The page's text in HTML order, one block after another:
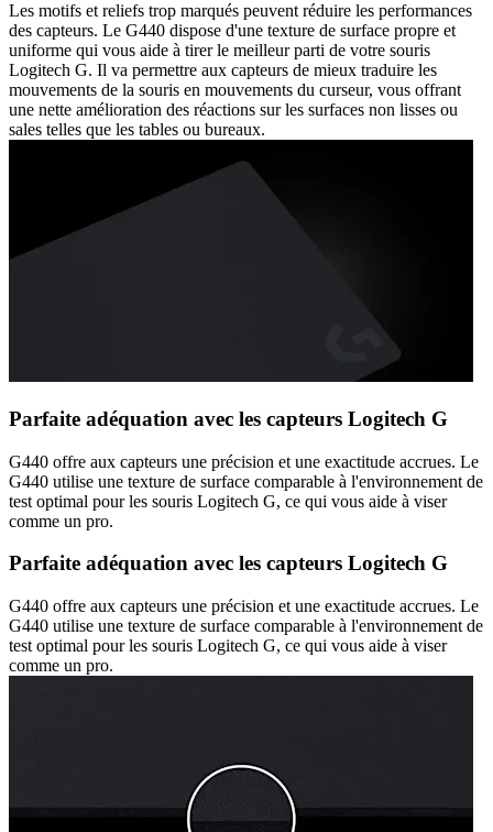
Les motifs et reliefs trop marqués peuvent réduire les performances
des capteurs. Le G440 dispose d'une texture de surface propre et
uniforme qui vous aide à tirer le meilleur parti de votre souris
Logitech G. Il va permettre aux capteurs de mieux traduire les
mouvements de la souris en mouvements du curseur, vous offrant
une nette amélioration des réactions sur les surfaces non lisses ou
sales telles que les tables ou bureaux.
Parfaite adéquation avec les capteurs Logitech G
G440 offre aux capteurs une précision et une exactitude accrues. Le
G440 utilise une texture de surface comparable à l'environnement de
test optimal pour les souris Logitech G, ce qui vous aide à viser
comme un pro.
Parfaite adéquation avec les capteurs Logitech G
G440 offre aux capteurs une précision et une exactitude accrues. Le
G440 utilise une texture de surface comparable à l'environnement de
test optimal pour les souris Logitech G, ce qui vous aide à viser
comme un pro.